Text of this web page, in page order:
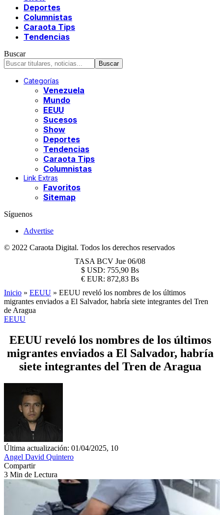
Deportes
Columnistas
Caraota Tips
Tendencias
Buscar
Categorías
Venezuela
Mundo
EEUU
Sucesos
Show
Deportes
Tendencias
Caraota Tips
Columnistas
Link Extras
Favoritos
Sitemap
Síguenos
Advertise
© 2022 Caraota Digital. Todos los derechos reservados
TASA BCV Jue 06/08
$ USD: 755,90 Bs
€ EUR: 872,83 Bs
Inicio » EEUU » EEUU reveló los nombres de los últimos
migrantes enviados a El Salvador, habría siete integrantes del Tren
de Aragua
EEUU
EEUU reveló los nombres de los últimos
migrantes enviados a El Salvador, habría
siete integrantes del Tren de Aragua
Última actualización: 01/04/2025, 10
Angel David Quintero
Compartir
3 Min de Lectura